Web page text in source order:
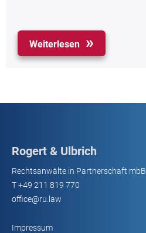
Weiterlesen
Rogert & Ulbrich
Rechtsanwälte in Partnerschaft mbB
T+49 211 819 770
office@ru.law
Impressum